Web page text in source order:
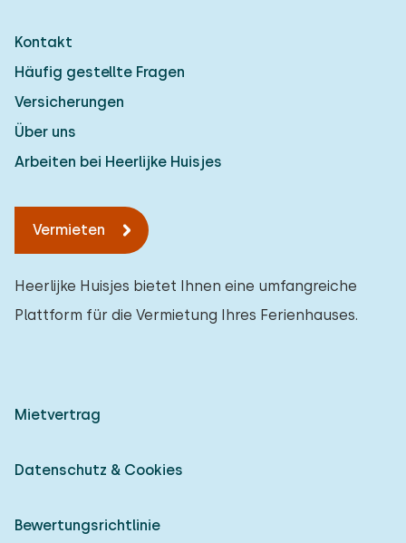
Kontakt
Häufig gestellte Fragen
Versicherungen
Über uns
Arbeiten bei Heerlijke Huisjes
Vermieten
Heerlijke Huisjes bietet Ihnen eine umfangreiche
Plattform für die Vermietung Ihres Ferienhauses.
Mietvertrag
Datenschutz & Cookies
Bewertungsrichtlinie